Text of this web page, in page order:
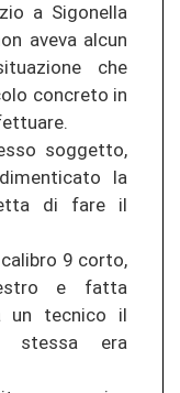
a Sigonella
aveva alcun
che
concreto in
soggetto,
la
di fare il
calibro 9 corto,
e fatta
un tecnico il
stessa era